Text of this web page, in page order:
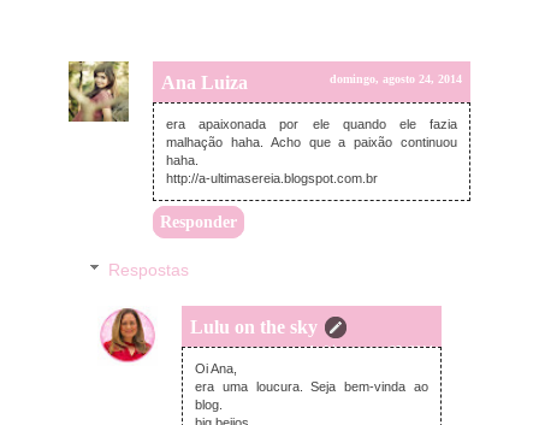
Ana Luiza domingo, agosto 24, 2014
era apaixonada por ele quando ele fazia
malhação haha. Acho que a paixão continuou
haha.
http://a-ultimasereia.blogspot.com.br
Responder
Respostas
Lulu on the sky
segunda-feira, agosto 25, 2014
Oi Ana,
era uma loucura. Seja bem-vinda ao
blog.